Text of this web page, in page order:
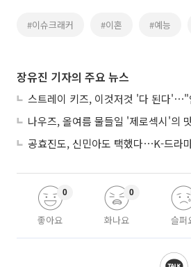
#이슈크래커 #이혼 #예능
장유진 기자의 주요 뉴스
좋아요
0
화나요
0
슬퍼